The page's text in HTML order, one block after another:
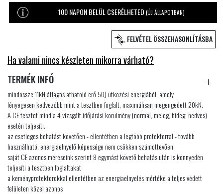
100 NAPON BELÜL CSERÉLHETED (ÚJ ÁLLAPOTBAN)
FELVÉTEL ÖSSZEHASONLÍTÁSBA
Ha valami nincs készleten mikorra várható?
TERMÉK INFÓ
mindössze 11kN átlagos áthatoló erő 50J ütközési energiából, amely
lényegesen kedvezőbb mint a tesztben foglalt, maximálisan megengedett 20kN.
A CE tesztet mind a 4 vizsgált időjárási körülmény (normál, meleg, hideg, nedves)
esetén teljesíti.
az esetleges behatást követően - ellentétben a legtöbb protektorral - tovább
használható, energiaelnyelő képessége nem csökken számottevően
saját CE azonos méréseink szerint 8 egymást követő behatás után is könnyedén
teljesíti a tesztben foglaltakat
a keményprotektorokkal ellentétben az energiaelnyelés mértéke a teljes védett
felületen közel azonos